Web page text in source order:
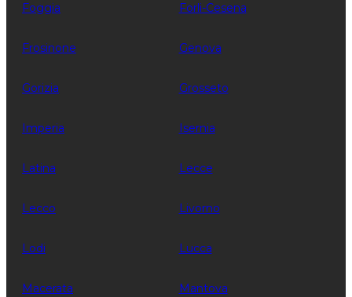
Foggia Forli-Cesena
Frosinone Genova
Gorizia Grosseto
Imperia Isernia
Latina Lecce
Lecco Livorno
Lodi Lucca
Macerata Mantova